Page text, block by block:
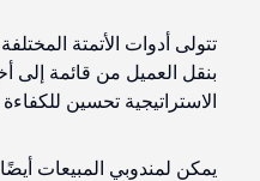
تتولى أدوات الأتمتة
بنقل العميل من قائمة
الاستراتيجية تحسين للكفاءة
يمكن لمندوبي المبيعات